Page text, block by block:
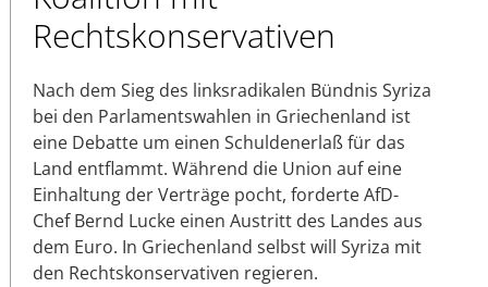
Rechtskonservativen
Nach dem Sieg des linksradikalen Bündnis Syriza
bei den Parlamentswahlen in Griechenland ist
eine Debatte um einen Schuldenerlaß für das
Land entflammt. Während die Union auf eine
Einhaltung der Verträge pocht, forderte AfD-
Chef Bernd Lucke einen Austritt des Landes aus
dem Euro. In Griechenland selbst will Syriza mit
den Rechtskonservativen regieren.